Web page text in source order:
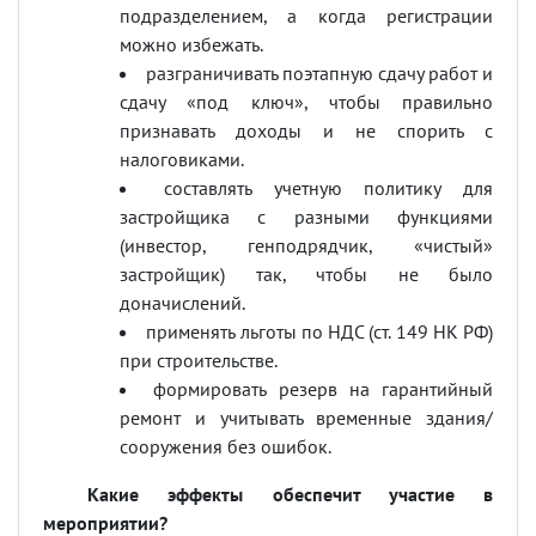
подразделением, а когда регистрации
можно избежать.
разграничивать поэтапную сдачу работ и
сдачу «под ключ», чтобы правильно
признавать доходы и не спорить с
налоговиками.
составлять учетную политику для
застройщика с разными функциями
(инвестор, генподрядчик, «чистый»
застройщик) так, чтобы не было
доначислений.
применять льготы по НДС (ст. 149 НК РФ)
при строительстве.
формировать резерв на гарантийный
ремонт и учитывать временные здания/
сооружения без ошибок.
Какие эффекты обеспечит участие в
мероприятии?